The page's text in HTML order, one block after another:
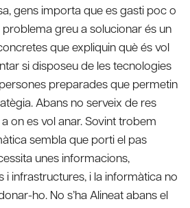
gens importa que es gasti poc o
greu a solucionar és un
que expliquin què és vol
si disposeu de les tecnologies
preparades que permetin
Abans no serveix de res
on es vol anar. Sovint trobem
sembla que porti el pas
unes informacions,
i infrastructures, i la informàtica no
ho. No s’ha Alineat abans el